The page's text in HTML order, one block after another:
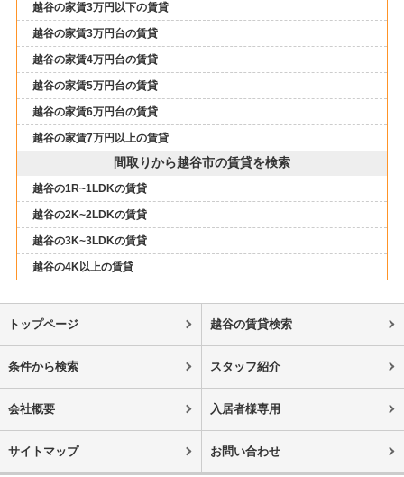
越谷の家賃3万円以下の賃貸
越谷の家賃3万円台の賃貸
越谷の家賃4万円台の賃貸
越谷の家賃5万円台の賃貸
越谷の家賃6万円台の賃貸
越谷の家賃7万円以上の賃貸
間取りから越谷市の賃貸を検索
越谷の1R~1LDKの賃貸
越谷の2K~2LDKの賃貸
越谷の3K~3LDKの賃貸
越谷の4K以上の賃貸
トップページ 越谷の賃貸検索
条件から検索 スタッフ紹介
会社概要 入居者様専用
サイトマップ お問い合わせ